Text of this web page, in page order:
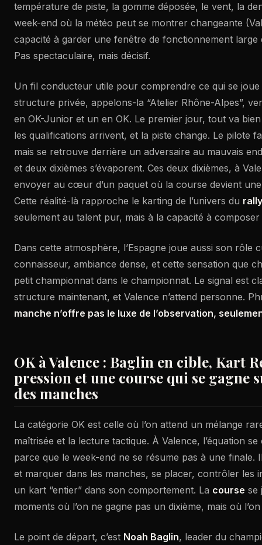
température de piste, la gomme déposée, le vent, la
week-end où la météo peut se montrer changeante
capacité à garder une fenêtre de fonctionnement large
Pas spectaculaire, mais décisif.
Un fil conducteur utile pour comprendre ce qui se joue
structure privée, appelons-la “Atelier Rhône-Alpes”,
en OK-Junior et un en OK. Le premier jour, tout va
les qualifications arrivent, et la piste change. Le pilote
mais se retrouve derrière un adversaire au mauvais
et deux dixièmes s’évaporent. Ces deux dixièmes, à
envoyer au cœur d’un paquet où la course devient
Cette réalité-là rapproche le karting de l’univers du
seulement au talent pur, mais à la capacité à composer
Dans cette atmosphère, l’Espagne joue aussi son rôle
connaisseur, ambiance dense, et cette sensation que
petit championnat dans le championnat. Le signal est
structure maintenant, et Valence n’attend personne.
manche n’offre pas le luxe de l’observation,
OK à Valence : Baglin en cible, Kart
pression et une course qui se gagne
des manches
La catégorie OK est celle où l’on attend un mélange
maîtrisée et la lecture tactique. À Valence, l’équation
parce que le week-end ne se résume pas à une finale.
et marquer dans les manches, se placer, contrôler les
un kart “entier” dans son comportement. La course se
moments où l’on ne gagne pas un dixième, mais où
Le point de départ, c’est Noah Baglin, leader du